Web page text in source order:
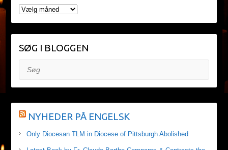
ARKIV
SØG I BLOGGEN
Søg
NYHEDER PÅ ENGELSK
Only Diocesan TLM in Diocese of Pittsburgh Abolished